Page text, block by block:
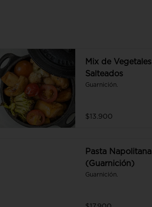
Mix de Vegetales
Salteados
Guarnición.
$13.900
Pasta Napolitana
(Guarnición)
Guarnición.